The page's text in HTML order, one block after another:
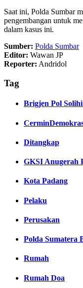
Saat ini, Polda Sumbar
pengembangan untuk
dalam kasus ini.
Sumber: Polda Sumbar
Editor: Wawan JP
Reporter: Andridol
Tag
Brigjen Pol
Ditangkap
GKSI Anugerah
Kota Padang
Pelaku
Perusakan
Polda Sumatera
Rumah
Rumah Doa